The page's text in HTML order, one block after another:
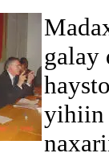
galay
yihiin